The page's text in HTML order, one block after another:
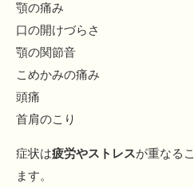
顎の痛み
口の開けづらさ
顎の関節音
こめかみの痛み
頭痛
首肩のこり
症状は疲労やストレスが重なる
ます。